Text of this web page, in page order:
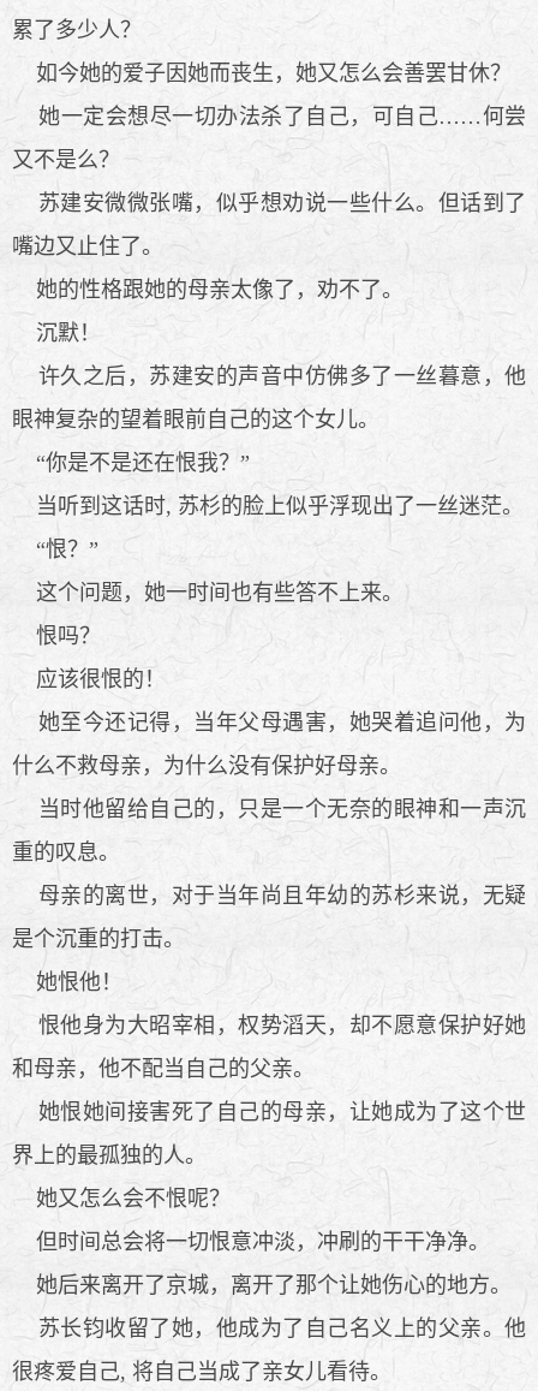
累了多少人？
如今她的爱子因她而丧生，她又怎么会善罢甘休？
她一定会想尽一切办法杀了自己，可自己……何尝
又不是么？
苏建安微微张嘴，似乎想劝说一些什么。但话到了
嘴边又止住了。
她的性格跟她的母亲太像了，劝不了。
沉默！
许久之后，苏建安的声音中仿佛多了一丝暮意，他
眼神复杂的望着眼前自己的这个女儿。
“你是不是还在恨我？”
当听到这话时, 苏杉的脸上似乎浮现出了一丝迷茫。
“恨？”
这个问题，她一时间也有些答不上来。
恨吗？
应该很恨的！
她至今还记得，当年父母遇害，她哭着追问他，为
什么不救母亲，为什么没有保护好母亲。
当时他留给自己的，只是一个无奈的眼神和一声沉
重的叹息。
母亲的离世，对于当年尚且年幼的苏杉来说，无疑
是个沉重的打击。
她恨他！
恨他身为大昭宰相，权势滔天，却不愿意保护好她
和母亲，他不配当自己的父亲。
她恨她间接害死了自己的母亲，让她成为了这个世
界上的最孤独的人。
她又怎么会不恨呢？
但时间总会将一切恨意冲淡，冲刷的干干净净。
她后来离开了京城，离开了那个让她伤心的地方。
苏长钧收留了她，他成为了自己名义上的父亲。他
很疼爱自己, 将自己当成了亲女儿看待。